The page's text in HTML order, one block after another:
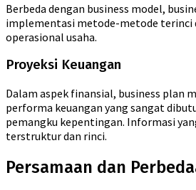
Berbeda dengan business model,
implementasi metode-metode terinci
operasional usaha.
Proyeksi Keuangan
Dalam aspek finansial, business plan
performa keuangan yang sangat
pemangku kepentingan. Informasi
terstruktur dan rinci.
Persamaan dan